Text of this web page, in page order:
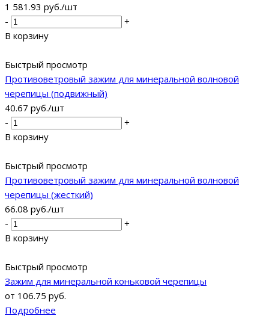
1 581.93 руб./шт
-
+
В корзину
Быстрый просмотр
Противоветровый зажим для минеральной волновой
черепицы (подвижный)
40.67 руб./шт
-
+
В корзину
Быстрый просмотр
Противоветровый зажим для минеральной волновой
черепицы (жесткий)
66.08 руб./шт
-
+
В корзину
Быстрый просмотр
Зажим для минеральной коньковой черепицы
от 106.75 руб.
Подробнее